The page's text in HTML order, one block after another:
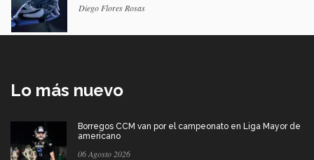
Diego Flores Rosas
Lo más nuevo
Borregos CCM van por el campeonato en Liga Mayor de
americano
06 Agosto 2026